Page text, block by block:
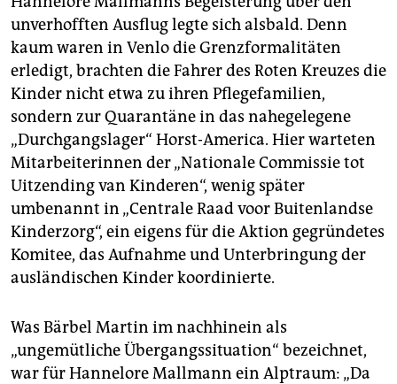
unverhofften Ausflug legte sich alsbald. Denn
kaum waren in Venlo die Grenzformalitäten
erledigt, brachten die Fahrer des Roten Kreuzes die
Kinder nicht etwa zu ihren Pflegefamilien,
sondern zur Quarantäne in das nahegelegene
„Durchgangslager“ Horst-America. Hier warteten
Mitarbeiterinnen der „Nationale Commissie tot
Uitzending van Kinderen“, wenig später
umbenannt in „Centrale Raad voor Buitenlandse
Kinderzorg“, ein eigens für die Aktion gegründetes
Komitee, das Aufnahme und Unterbringung der
ausländischen Kinder koordinierte.
Was Bärbel Martin im nachhinein als
„ungemütliche Übergangssituation“ bezeichnet,
war für Hannelore Mallmann ein Alptraum: „Da